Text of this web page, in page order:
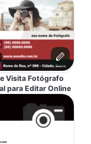
Visita Fotógrafo
para Editar Online